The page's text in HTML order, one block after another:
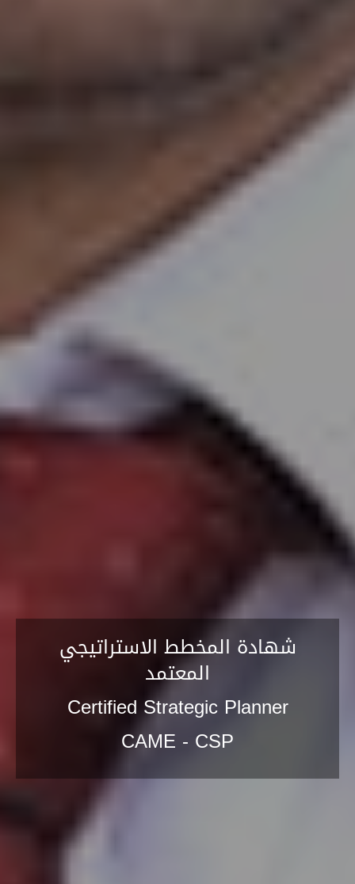
شهادة المخطط الاستراتيجي
المعتمد
Certified Strategic Planner
CAME - CSP